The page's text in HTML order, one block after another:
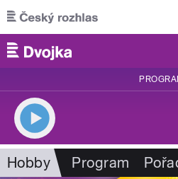
Přejít k hlavnímu obsahu
Hobby Program